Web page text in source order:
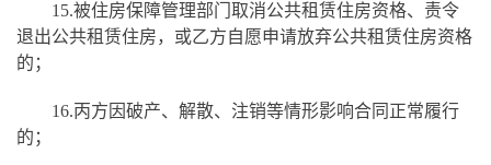
15.被住房保障管理部门取消公共租赁住房资格、责令
退出公共租赁住房，或乙方自愿申请放弃公共租赁住房资格
的；
16.丙方因破产、解散、注销等情形影响合同正常履行
的；